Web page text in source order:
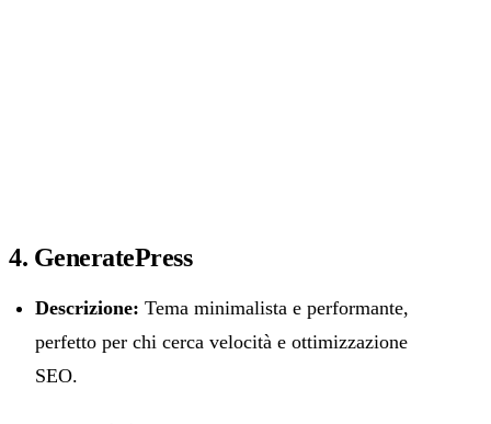
4. GeneratePress
Descrizione: Tema minimalista e performante,
perfetto per chi cerca velocità e ottimizzazione
SEO.